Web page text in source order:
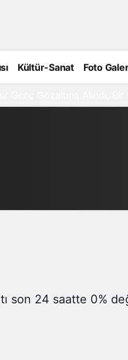
Kültür-Sanat Foto
son 24 saatte 0%